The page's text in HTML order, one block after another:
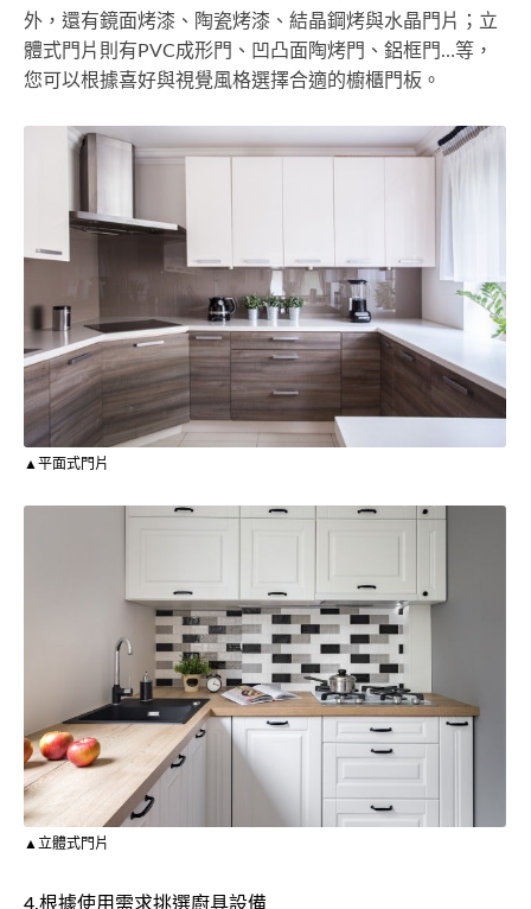
外，還有鏡面烤漆、陶瓷烤漆、結晶鋼烤與水晶門片；立
體式門片則有PVC成形門、凹凸面陶烤門、鋁框門…等，
您可以根據喜好與視覺風格選擇合適的櫥櫃門板。
▲平面式門片
▲立體式門片
4.根據使用需求挑選廚具設備